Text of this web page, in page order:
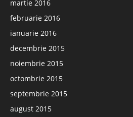
martie 2016
februarie 2016
ianuarie 2016
decembrie 2015
noiembrie 2015
octombrie 2015
septembrie 2015
august 2015